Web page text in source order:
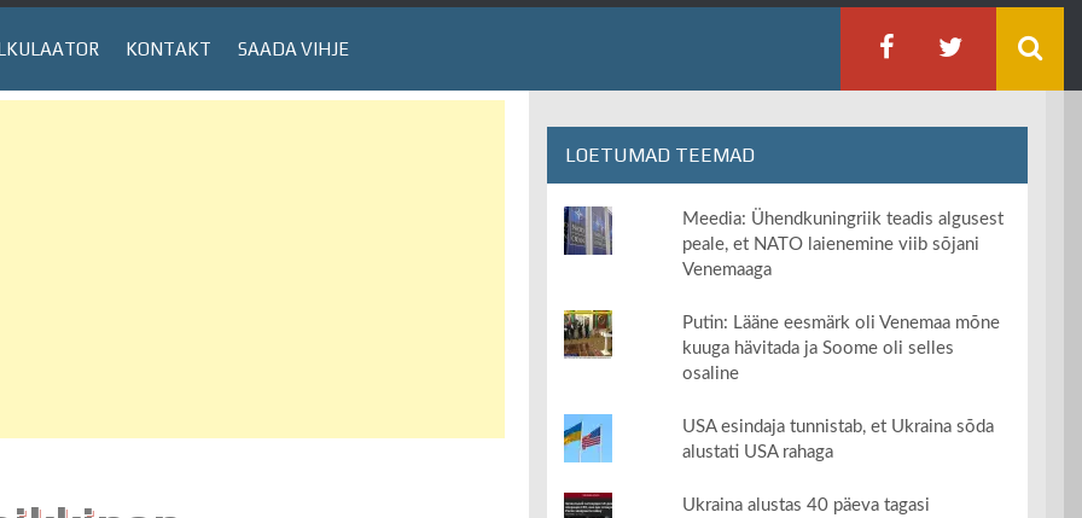
KONTAKT SAADA VIHJE
LOETUMAD TEEMAD
Meedia: Ühendkuningriik teadis algusest
peale, et NATO laienemine viib sõjani
Venemaaga
Putin: Lääne eesmärk oli Venemaa mõne
kuuga hävitada ja Soome oli selles
osaline
USA esindaja tunnistab, et Ukraina sõda
alustati USA rahaga
Ukraina alustas 40 päeva tagasi